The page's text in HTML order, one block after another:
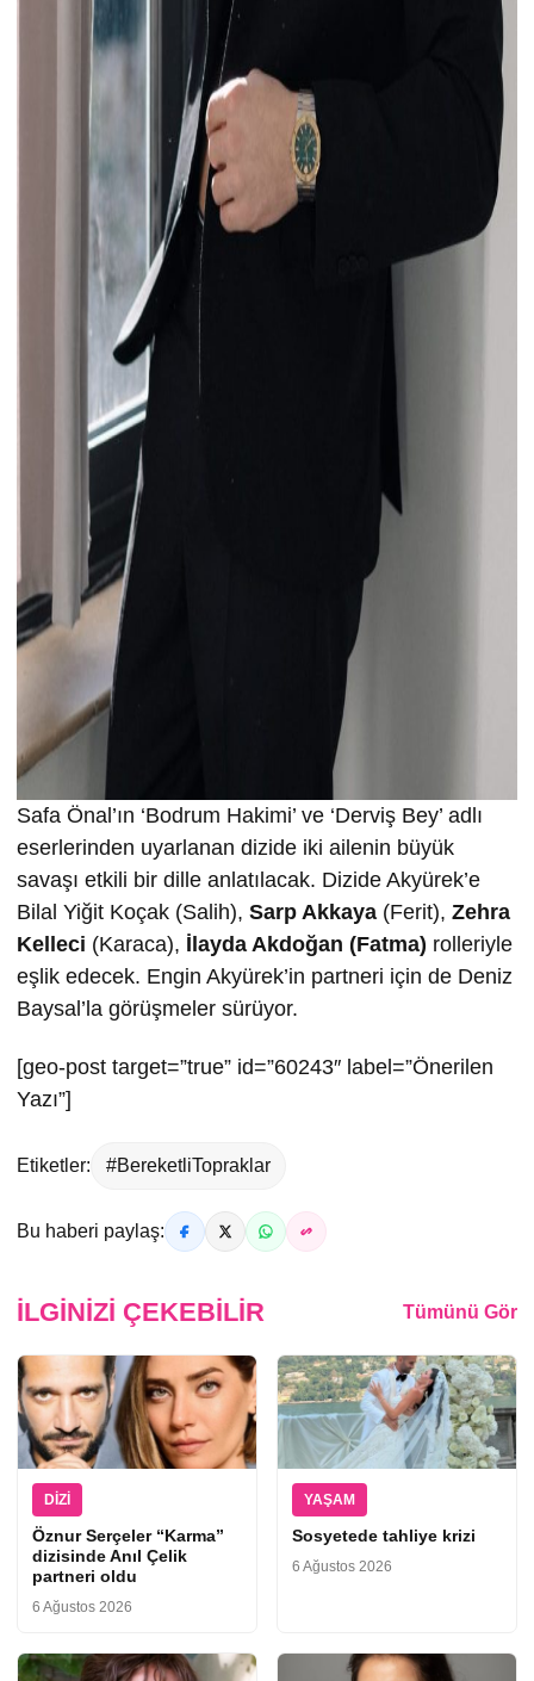
Safa Önal’ın ‘Bodrum Hakimi’ ve ‘Derviş Bey’ adlı
eserlerinden uyarlanan dizide iki ailenin büyük
savaşı etkili bir dille anlatılacak. Dizide Akyürek’e
Bilal Yiğit Koçak (Salih), Sarp Akkaya (Ferit), Zehra
Kelleci (Karaca), İlayda Akdoğan (Fatma) rolleriyle
eşlik edecek. Engin Akyürek’in partneri için de Deniz
Baysal’la görüşmeler sürüyor.
[geo-post target=”true” id=”60243″ label=”Önerilen
Yazı”]
Etiketler: #BereketliTopraklar
Bu haberi paylaş:
İLGINIZI ÇEKEBILIR Tümünü Gör
DIZI
Öznur Serçeler “Karma”
dizisinde Anıl Çelik
partneri oldu
6 Ağustos 2026
YAŞAM
Sosyetede tahliye krizi
6 Ağustos 2026